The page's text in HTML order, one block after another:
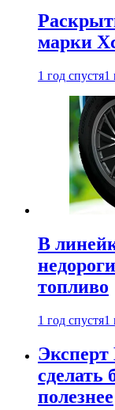
марки
1 год спустя1
В
топливо
1 год спустя1
Эксперт
сделать
полезнее